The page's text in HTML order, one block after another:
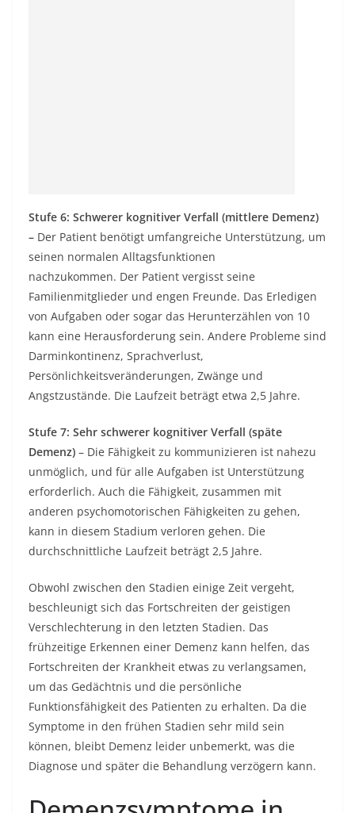
Stufe 6: Schwerer kognitiver Verfall (mittlere Demenz)
– Der Patient benötigt umfangreiche Unterstützung, um
seinen normalen Alltagsfunktionen
nachzukommen. Der Patient vergisst seine
Familienmitglieder und engen Freunde. Das Erledigen
von Aufgaben oder sogar das Herunterzählen von 10
kann eine Herausforderung sein. Andere Probleme sind
Darminkontinenz, Sprachverlust,
Persönlichkeitsveränderungen, Zwänge und
Angstzustände. Die Laufzeit beträgt etwa 2,5 Jahre.
Stufe 7: Sehr schwerer kognitiver Verfall (späte
Demenz) – Die Fähigkeit zu kommunizieren ist nahezu
unmöglich, und für alle Aufgaben ist Unterstützung
erforderlich. Auch die Fähigkeit, zusammen mit
anderen psychomotorischen Fähigkeiten zu gehen,
kann in diesem Stadium verloren gehen. Die
durchschnittliche Laufzeit beträgt 2,5 Jahre.
Obwohl zwischen den Stadien einige Zeit vergeht,
beschleunigt sich das Fortschreiten der geistigen
Verschlechterung in den letzten Stadien. Das
frühzeitige Erkennen einer Demenz kann helfen, das
Fortschreiten der Krankheit etwas zu verlangsamen,
um das Gedächtnis und die persönliche
Funktionsfähigkeit des Patienten zu erhalten. Da die
Symptome in den frühen Stadien sehr mild sein
können, bleibt Demenz leider unbemerkt, was die
Diagnose und später die Behandlung verzögern kann.